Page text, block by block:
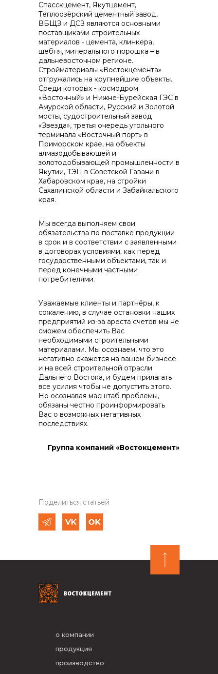
Спасскцемент, Якутцемент,
Теплоозёрский цементный завод,
ВБЩЗ и ДСЗ являются основными
поставщиками строительных
материалов - цемента, клинкера,
щебня, минерального порошка – в
дальневосточном регионе.
Стройматериалы «Востокцемента»
отгружались на крупнейшие объекты.
Среди которых - космодром
«Восточный» и Нижне-Бурейская ГЭС в
Амурской области, Русский и Золотой
мосты, судостроительный завод
«Звезда», третья очередь угольного
терминала «Восточный порт» в
Приморском крае, на объекты
алмазодобывающей и
золотодобывающей промышленности в
Якутии, ТЭЦ в Советской Гавани в
Хабаровском крае, на стройки
Сахалинской области и Забайкальского
края.
Мы всегда выполняем свои
обязательства по поставке продукции
в срок и в соответствии с заявленными
в договорах условиями, как перед
государственными объектами, так и
перед конечными частными
потребителями.
Уважаемые клиенты и партнёры, к
сожалению, в случае остановки наших
предприятий из-за ареста счетов мы не
сможем обеспечить Вас
необходимыми строительными
материалами. Мы осознаем, что это
негативно скажется на вашем бизнесе
и на всей строительной отрасли
Дальнего Востока, и будем прилагать
все усилия чтобы не допустить этого.
Но осознавая масштаб проблемы,
обязаны честно проинформировать
Вас о возможных негативных
последствиях.
Группа компаний «Востокцемент»
Поделиться статьей
о компании
продукция
производство